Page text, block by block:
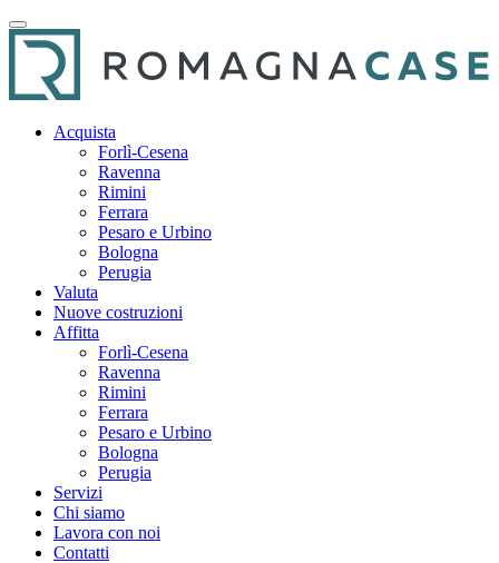
Acquista
Forlì-Cesena
Ravenna
Rimini
Ferrara
Pesaro e Urbino
Bologna
Perugia
Valuta
Nuove costruzioni
Affitta
Forlì-Cesena
Ravenna
Rimini
Ferrara
Pesaro e Urbino
Bologna
Perugia
Servizi
Chi siamo
Lavora con noi
Contatti